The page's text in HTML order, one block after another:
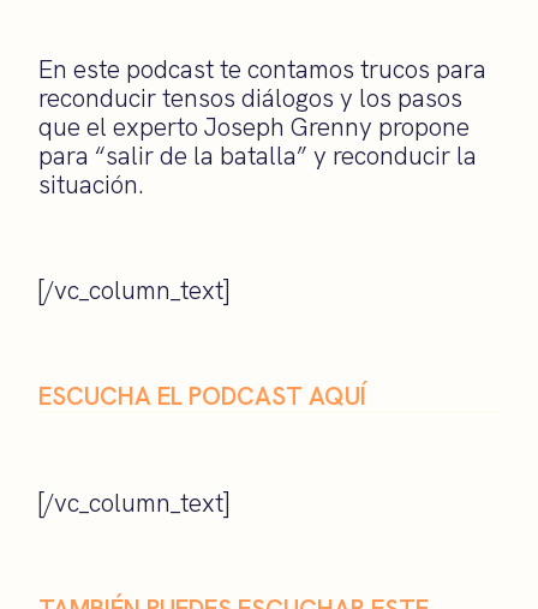
En este podcast te contamos trucos para
reconducir tensos diálogos y los pasos
que el experto Joseph Grenny propone
para “salir de la batalla” y reconducir la
situación.
[/vc_column_text]
ESCUCHA EL PODCAST AQUÍ
[/vc_column_text]